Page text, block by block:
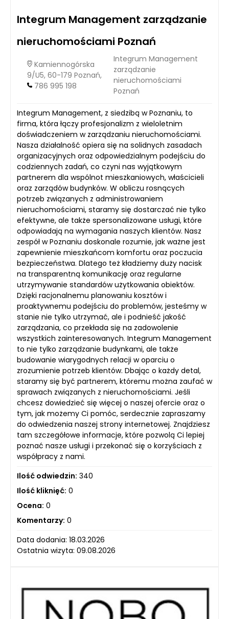
Integrum Management zarządzanie
nieruchomościami Poznań
Kamiennogórska
9/U5, 60-179 Poznań,
786 995 198
Integrum Management
zarządzanie
nieruchomościami
Poznań
Integrum Management, z siedzibą w Poznaniu, to
firma, która łączy profesjonalizm z wieloletnim
doświadczeniem w zarządzaniu nieruchomościami.
Nasza działalność opiera się na solidnych zasadach
organizacyjnych oraz odpowiedzialnym podejściu do
codziennych zadań, co czyni nas wyjątkowym
partnerem dla wspólnot mieszkaniowych, właścicieli
oraz zarządów budynków. W obliczu rosnących
potrzeb związanych z administrowaniem
nieruchomościami, staramy się dostarczać nie tylko
efektywne, ale także spersonalizowane usługi, które
odpowiadają na wymagania naszych klientów. Nasz
zespół w Poznaniu doskonale rozumie, jak ważne jest
zapewnienie mieszkańcom komfortu oraz poczucia
bezpieczeństwa. Dlatego też kładziemy duży nacisk
na transparentną komunikację oraz regularne
utrzymywanie standardów użytkowania obiektów.
Dzięki racjonalnemu planowaniu kosztów i
proaktywnemu podejściu do problemów, jesteśmy w
stanie nie tylko utrzymać, ale i podnieść jakość
zarządzania, co przekłada się na zadowolenie
wszystkich zainteresowanych. Integrum Management
to nie tylko zarządzanie budynkami, ale także
budowanie wiarygodnych relacji w oparciu o
zrozumienie potrzeb klientów. Dbając o każdy detal,
staramy się być partnerem, któremu można zaufać w
sprawach związanych z nieruchomościami. Jeśli
chcesz dowiedzieć się więcej o naszej ofercie oraz o
tym, jak możemy Ci pomóc, serdecznie zapraszamy
do odwiedzenia naszej strony internetowej. Znajdziesz
tam szczegółowe informacje, które pozwolą Ci lepiej
poznać nasze usługi i przekonać się o korzyściach z
współpracy z nami.
Ilość odwiedzin: 340
Ilość kliknięć: 0
Ocena: 0
Komentarzy: 0
Data dodania: 18.03.2026
Ostatnia wizyta: 09.08.2026